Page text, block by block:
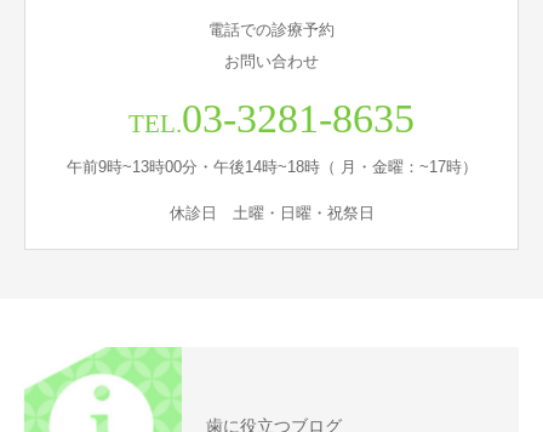
電話での診療予約
お問い合わせ
TEL.03-3281-8635
午前9時~13時00分・午後14時~18時（ 月・金曜：~17時）
休診日 土曜・日曜・祝祭日
歯に役立つブログ